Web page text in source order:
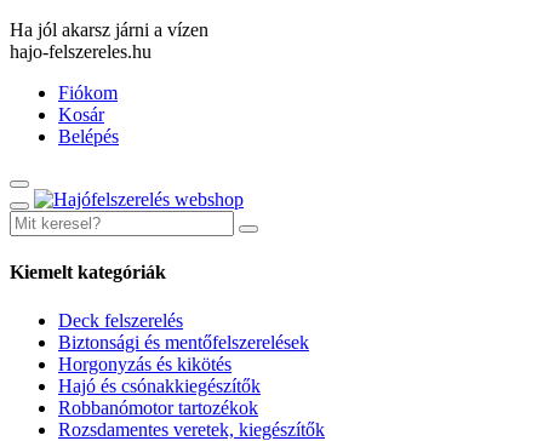
Ha jól akarsz járni a vízen
hajo-felszereles.hu
Fiókom
Kosár
Belépés
Kiemelt kategóriák
Deck felszerelés
Biztonsági és mentőfelszerelések
Horgonyzás és kikötés
Hajó és csónakkiegészítők
Robbanómotor tartozékok
Rozsdamentes veretek, kiegészítők